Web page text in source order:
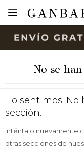

No se
¡Lo sentimos!
sección.
Inténtalo nuevamente
otras secciones de